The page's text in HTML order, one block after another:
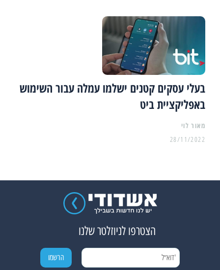
בעלי עסקים קטנים ישלמו עמלה עבור השימוש
באפליקציית ביט
מאור לוי
28/11/2022
הצטרפו לניוזלטר שלנו